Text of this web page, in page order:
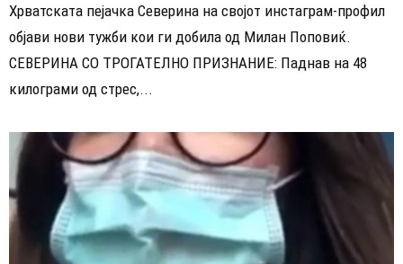
Хрватската пејачка Северина на својот инстаграм-профил
објави нови тужби кои ги добила од Милан Поповиќ.
СЕВЕРИНА СО ТРОГАТЕЛНО ПРИЗНАНИЕ: Паднав на 48
килограми од стрес,...